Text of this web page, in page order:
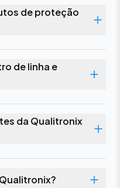
de proteção
de linha e
da Qualitronix